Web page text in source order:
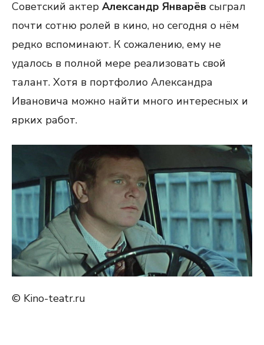
Советский актер Александр Январёв сыграл
почти сотню ролей в кино, но сегодня о нём
редко вспоминают. К сожалению, ему не
удалось в полной мере реализовать свой
талант. Хотя в портфолио Александра
Ивановича можно найти много интересных и
ярких работ.
© Kino-teatr.ru